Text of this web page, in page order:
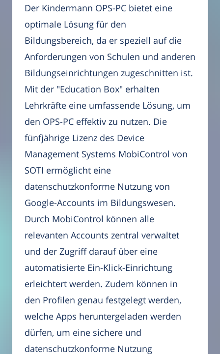
Der Kindermann OPS-PC bietet eine
optimale Lösung für den
Bildungsbereich, da er speziell auf die
Anforderungen von Schulen und anderen
Bildungseinrichtungen zugeschnitten ist.
Mit der "Education Box" erhalten
Lehrkräfte eine umfassende Lösung, um
den OPS-PC effektiv zu nutzen. Die
fünfjährige Lizenz des Device
Management Systems MobiControl von
SOTI ermöglicht eine
datenschutzkonforme Nutzung von
Google-Accounts im Bildungswesen.
Durch MobiControl können alle
relevanten Accounts zentral verwaltet
und der Zugriff darauf über eine
automatisierte Ein-Klick-Einrichtung
erleichtert werden. Zudem können in
den Profilen genau festgelegt werden,
welche Apps heruntergeladen werden
dürfen, um eine sichere und
datenschutzkonforme Nutzung